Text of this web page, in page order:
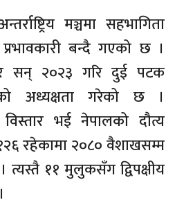
मञ्चमा सहभागिता
बन्दै गएको छ ।
सन् २०२३ गरि दुई पटक
अध्यक्षता गरेको छ ।
भई नेपालको दौत्य
रहेकामा २०८० वैशाखसम्म
११ मुलुकसँग द्विपक्षीय